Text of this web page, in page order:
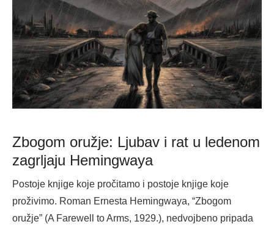
Zbogom oružje: Ljubav i rat u ledenom
zagrljaju Hemingwaya
Postoje knjige koje pročitamo i postoje knjige koje
proživimo. Roman Ernesta Hemingwaya, “Zbogom
oružje” (A Farewell to Arms, 1929.), nedvojbeno pripada